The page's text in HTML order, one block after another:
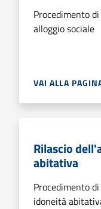
Procedimento
alloggio sociale
VAI ALLA
Rilascio
abitativa
Procedimento
idoneità